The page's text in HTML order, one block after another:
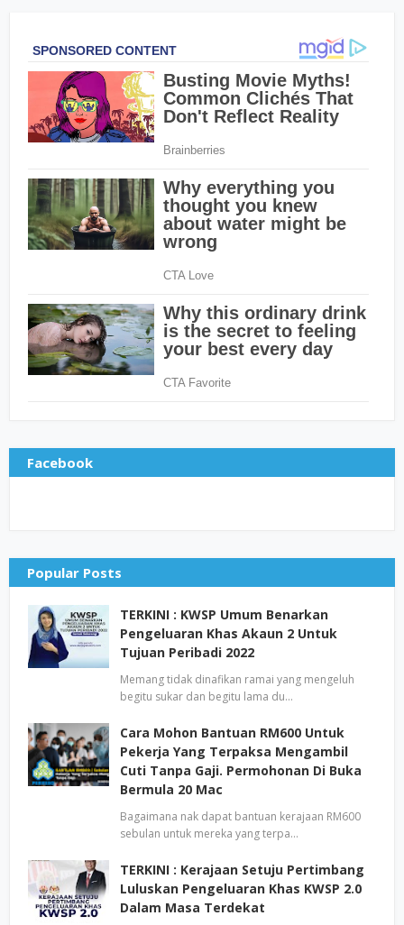
Facebook
Popular Posts
TERKINI : KWSP Umum Benarkan
Pengeluaran Khas Akaun 2 Untuk
Tujuan Peribadi 2022
Memang tidak dinafikan ramai yang mengeluh
begitu sukar dan begitu lama du…
Cara Mohon Bantuan RM600 Untuk
Pekerja Yang Terpaksa Mengambil
Cuti Tanpa Gaji. Permohonan Di Buka
Bermula 20 Mac
Bagaimana nak dapat bantuan kerajaan RM600
sebulan untuk mereka yang terpa…
TERKINI : Kerajaan Setuju Pertimbang
Luluskan Pengeluaran Khas KWSP 2.0
Dalam Masa Terdekat